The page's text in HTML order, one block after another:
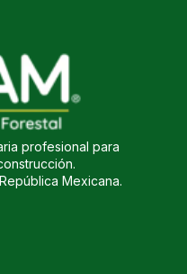
profesional para
Mexicana.